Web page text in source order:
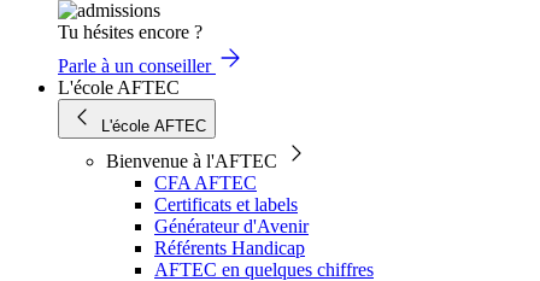
Tu hésites encore ?
Parle à un conseiller
L'école AFTEC
L'école AFTEC
Bienvenue à l'AFTEC
CFA AFTEC
Certificats et labels
Générateur d'Avenir
Référents Handicap
AFTEC en quelques chiffres